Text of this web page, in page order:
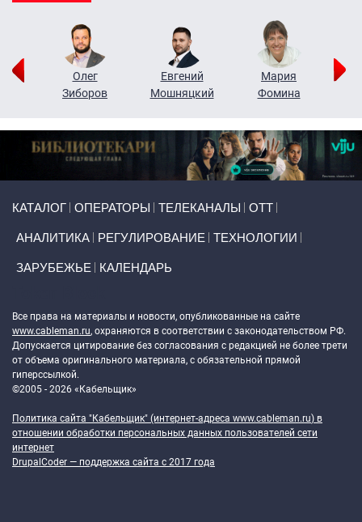
Олег
Зиборов
Евгений
Мошняцкий
Мария
Фомина
КАТАЛОГ ОПЕРАТОРЫ ТЕЛЕКАНАЛЫ ОТТ
АНАЛИТИКА РЕГУЛИРОВАНИЕ ТЕХНОЛОГИИ
ЗАРУБЕЖЬЕ КАЛЕНДАРЬ
Все права на материалы и новости, опубликованные на сайте
www.cableman.ru, охраняются в соответствии с законодательством РФ.
Допускается цитирование без согласования с редакцией не более трети
от объема оригинального материала, с обязательной прямой
гиперссылкой.
©2005 - 2026 «Кабельщик»
Политика сайта "Кабельщик" (интернет-адреса www.cableman.ru) в
отношении обработки персональных данных пользователей сети
интернет
DrupalCoder — поддержка сайта c 2017 года